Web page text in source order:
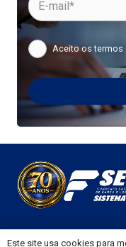
Aceito os termos
Please
leave
this
field
empty.
Este site usa cookies para